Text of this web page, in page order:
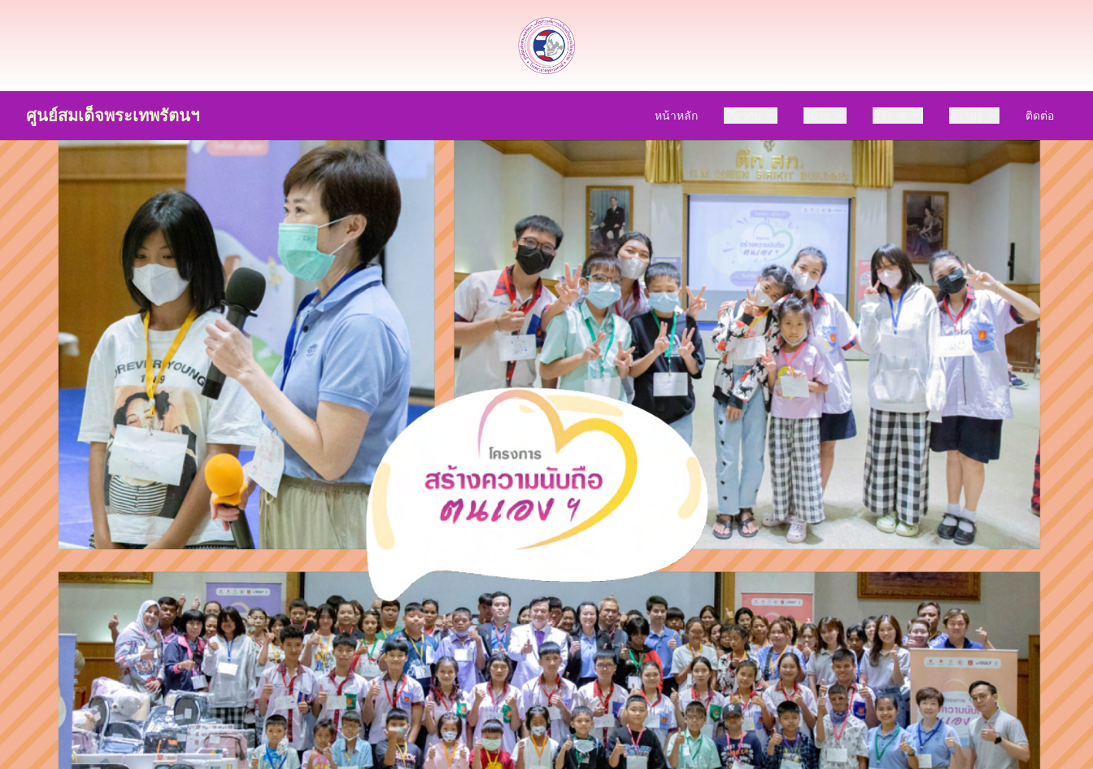
ศูนย์สมเด็จพระเทพรัตนฯ หน้าหลัก ติดต่อ